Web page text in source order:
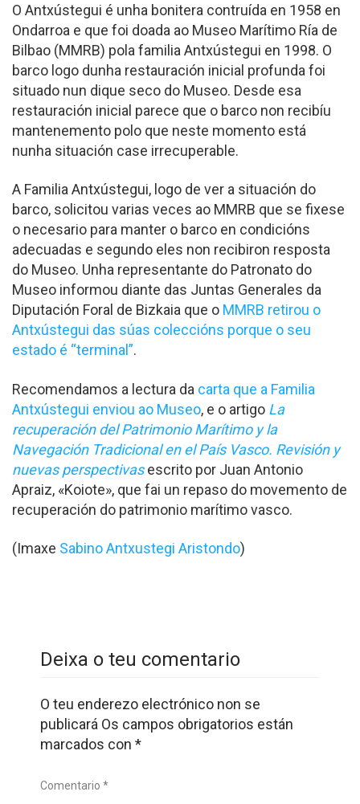
O Antxústegui é unha bonitera contruída en 1958 en
Ondarroa e que foi doada ao Museo Marítimo Ría de
Bilbao (MMRB) pola familia Antxústegui en 1998. O
barco logo dunha restauración inicial profunda foi
situado nun dique seco do Museo. Desde esa
restauración inicial parece que o barco non recibíu
mantenemento polo que neste momento está
nunha situación case irrecuperable.
A Familia Antxústegui, logo de ver a situación do
barco, solicitou varias veces ao MMRB que se fixese
o necesario para manter o barco en condicións
adecuadas e segundo eles non recibiron resposta
do Museo. Unha representante do Patronato do
Museo informou diante das Juntas Generales da
Diputación Foral de Bizkaia que o MMRB retirou o
Antxústegui das súas coleccións porque o seu
estado é “terminal”.
Recomendamos a lectura da carta que a Familia
Antxústegui enviou ao Museo, e o artigo La
recuperación del Patrimonio Marítimo y la
Navegación Tradicional en el País Vasco. Revisión y
nuevas perspectivasescrito por Juan Antonio
Apraiz, «Koiote», que fai un repaso do movemento de
recuperación do patrimonio marítimo vasco.
(Imaxe Sabino Antxustegi Aristondo)
Deixa o teu comentario
O teu enderezo electrónico non se
publicará Os campos obrigatorios están
marcados con *
Comentario *